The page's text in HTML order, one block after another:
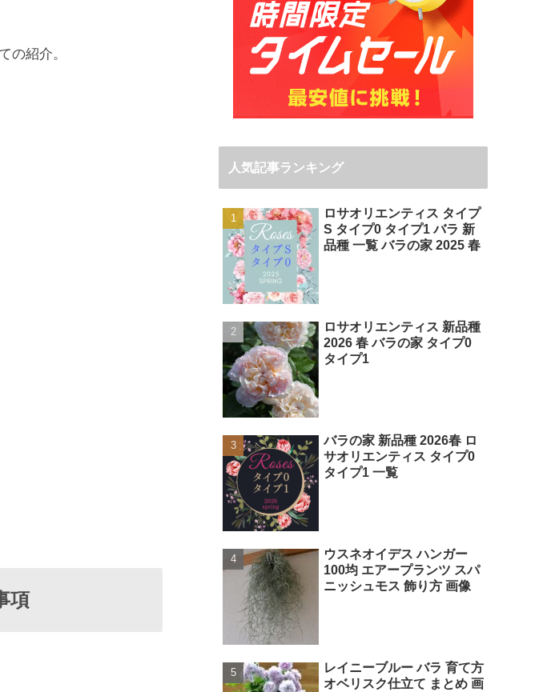
の紹介。
項
人気記事ランキング
ロサオリエンティス タイプ
S タイプ0 タイプ1 バラ 新
品種 一覧 バラの家 2025 春
ロサオリエンティス 新品種
2026 春 バラの家 タイプ0
タイプ1
バラの家 新品種 2026春 ロ
サオリエンティス タイプ0
タイプ1 一覧
ウスネオイデス ハンガー
100均 エアープランツ スパ
ニッシュモス 飾り方 画像
レイニーブルー バラ 育て方
オベリスク仕立て まとめ 画